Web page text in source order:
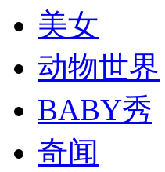
纽约上演“枕头大战”
司机酒驾遇交警 急速倒
美女
动物世界
BABY秀
奇闻